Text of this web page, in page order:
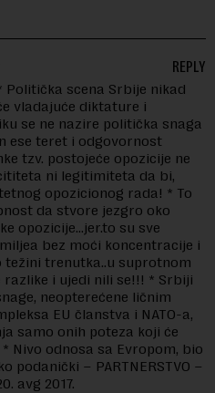
* Politička scena Srbije nikad
vladajuće diktature i
se ne nazire politička snaga
ese teret i odgovornost
tzv. postojeće opozicije ne
ni legitimiteta da bi,
opozicionog rada! * To
da stvore jezgro oko
opozicije…jer.to su sve
bez moći koncentracije i
trenutka..u suprotnom
i ujedi nili se!!! * Srbiji
neopterećene ličnim
EU članstva i NATO-a,
samo onih poteza koji će
Nivo odnosa sa Evropom, bio
podanički – PARTNERSTVO –
avg 2017.
REPLY